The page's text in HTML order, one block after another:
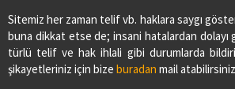
Sitemiz her zaman telif vb. haklara saygı
buna dikkat etse de; insani hatalardan dolayı
türlü telif ve hak ihlali gibi durumlarda
şikayetleriniz için bize buradan mail